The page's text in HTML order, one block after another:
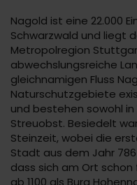
Nagold ist eine 22.000
Schwarzwald und liegt
Metropolregion
abwechslungsreiche
gleichnamigen Fluss
Naturschutzgebiete
und bestehen sowohl
Streuobst. Besiedelt
Steinzeit, wobei die
Stadt aus dem Jahr
dass sich am Ort
ab 1100 als Burg